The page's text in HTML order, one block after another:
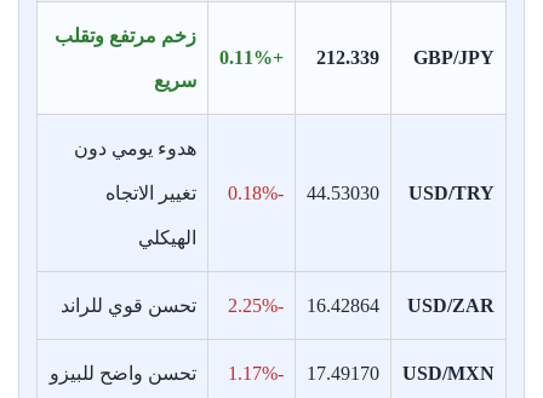
GBP/JPY
212.339
+0.11%
زخم مرتفع وتقلب
سريع
USD/TRY
44.53030
-0.18%
هدوء يومي دون
تغيير الاتجاه
الهيكلي
USD/ZAR
16.42864
-2.25% تحسن قوي للراند
USD/MXN
17.49170
-1.17% تحسن واضح للبيزو